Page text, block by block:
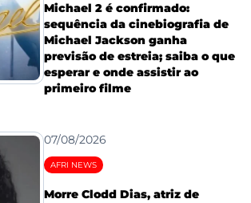
Michael 2 é confirmado:
sequência da cinebiografia de
Michael Jackson ganha
previsão de estreia; saiba o que
esperar e onde assistir ao
primeiro filme
07/08/2026
AFRI NEWS
Morre Clodd Dias, atriz de